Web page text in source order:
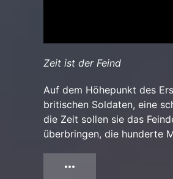
Zeit ist der Feind
Auf dem Höhepunkt des
britischen Soldaten, eine
die Zeit sollen sie das
überbringen, die hunderte